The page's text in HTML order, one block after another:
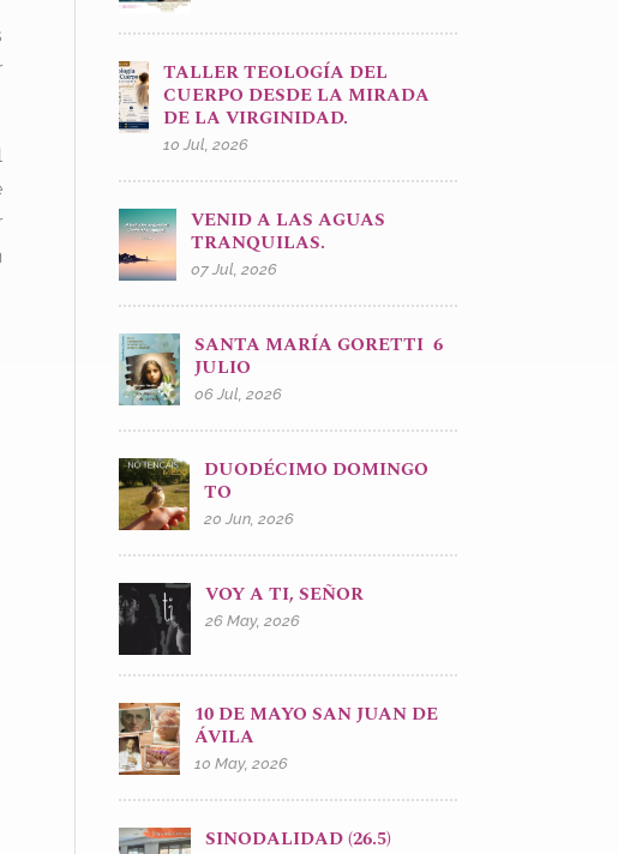
TALLER TEOLOGÍA DEL
CUERPO DESDE LA MIRADA
DE LA VIRGINIDAD.
10 Jul, 2026
VENID A LAS AGUAS
TRANQUILAS.
07 Jul, 2026
SANTA MARÍA GORETTI 6
JULIO
06 Jul, 2026
DUODÉCIMO DOMINGO
TO
20 Jun, 2026
VOY A TI, SEÑOR
26 May, 2026
10 DE MAYO SAN JUAN DE
ÁVILA
10 May, 2026
SINODALIDAD (26.5)